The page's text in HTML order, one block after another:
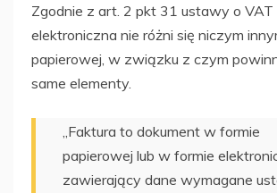
Zgodnie z art. 2 pkt 31 ustawy o VAT
elektroniczna nie różni się niczym
papierowej, w związku z czym
same elementy.
„Faktura to dokument w formie
papierowej lub w formie
zawierający dane wymagane